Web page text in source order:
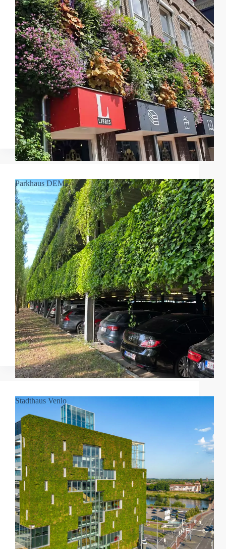
Parkhaus DEME
Stadthaus Venlo